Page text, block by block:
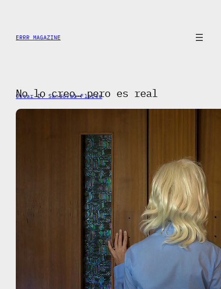
contenido
ERRR MAGAZINE
No lo creo… pero es real
Oscar D. Sandoval Flores